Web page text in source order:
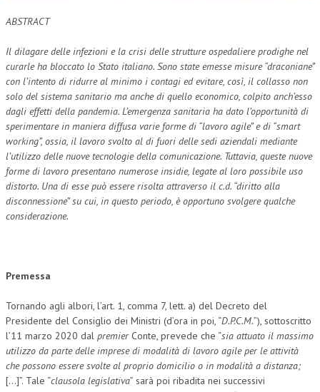
INVITI E PROMOZIONI
ABSTRACT
Il dilagare delle infezioni e la crisi delle strutture ospedaliere prodighe nel
curarle ha bloccato lo Stato italiano. Sono state emesse misure “draconiane”
con l’intento di ridurre al minimo i contagi ed evitare, così, il collasso non
solo del sistema sanitario ma anche di quello economico, colpito anch’esso
dagli effetti della pandemia. L’emergenza sanitaria ha dato l’opportunità di
sperimentare in maniera diffusa varie forme di “lavoro agile” e di “smart
working”, ossia, il lavoro svolto al di fuori delle sedi aziendali mediante
l’utilizzo delle nuove tecnologie della comunicazione. Tuttavia, queste nuove
forme di lavoro presentano numerose insidie, legate al loro possibile uso
distorto. Una di esse può essere risolta attraverso il c.d. “diritto alla
disconnessione” su cui, in questo periodo, è opportuno svolgere qualche
considerazione.
Premessa
Tornando agli albori, l’art. 1, comma 7, lett. a) del Decreto del
Presidente del Consiglio dei Ministri (d’ora in poi, “D.P.C.M.”), sottoscritto
l’11 marzo 2020 dal premierConte, prevede che “sia attuato il massimo
utilizzo da parte delle imprese di modalità di lavoro agile per le attività
che possono essere svolte al proprio domicilio o in modalità a distanza;
[…]”. Tale “clausola legislativa” sarà poi ribadita nei successivi